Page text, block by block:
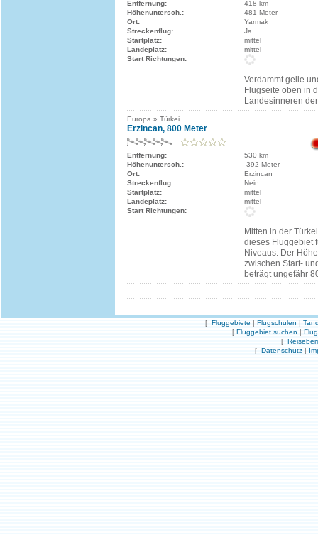
Entfernung:
418 km
Höhenuntersch.:
481 Meter
Ort:
Yarmak
Streckenflug:
Ja
Startplatz:
mittel
Landeplatz:
mittel
Start Richtungen:
Verdammt geile
Flugseite oben in
Landesinneren
Europa » Türkei
Erzincan, 800 Meter
Entfernung:
530 km
Höhenuntersch.:
-392 Meter
Ort:
Erzincan
Streckenflug:
Nein
Startplatz:
mittel
Landeplatz:
mittel
Start Richtungen:
Mitten in der
dieses Fluggebiet
Niveaus. Der
zwischen Start-
beträgt ungefähr
[ Fluggebiete | Flugschulen |
[ Fluggebiet suchen |
[
[ Datenschutz |